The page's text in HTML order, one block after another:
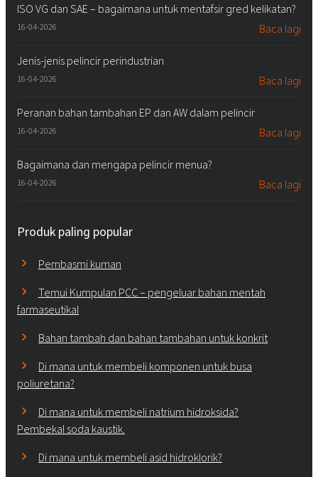
ISO VG dan SAE – bagaimana untuk mentafsir gred kelikatan?
16-04-2026 Baca lagi
Jenis-jenis pelincir perindustrian
16-04-2026 Baca lagi
Peranan bahan tambahan EP dan AW dalam pelincir
16-04-2026 Baca lagi
Bagaimana dan mengapa pelincir menua?
16-04-2026 Baca lagi
Produk paling popular
Pembasmi kuman
Temui Kumpulan PCC – pengeluar bahan mentah
farmaseutikal
Bahan tambah dan bahan tambahan untuk konkrit
Di mana untuk membeli komponen untuk busa
poliuretana?
Di mana untuk membeli natrium hidroksida?
Pembekal soda kaustik.
Di mana untuk membeli asid hidroklorik?